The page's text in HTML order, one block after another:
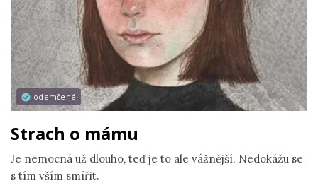
odemčené
Strach o mámu
Je nemocná už dlouho, teď je to ale vážnější. Nedokážu se
s tím vším smířit.